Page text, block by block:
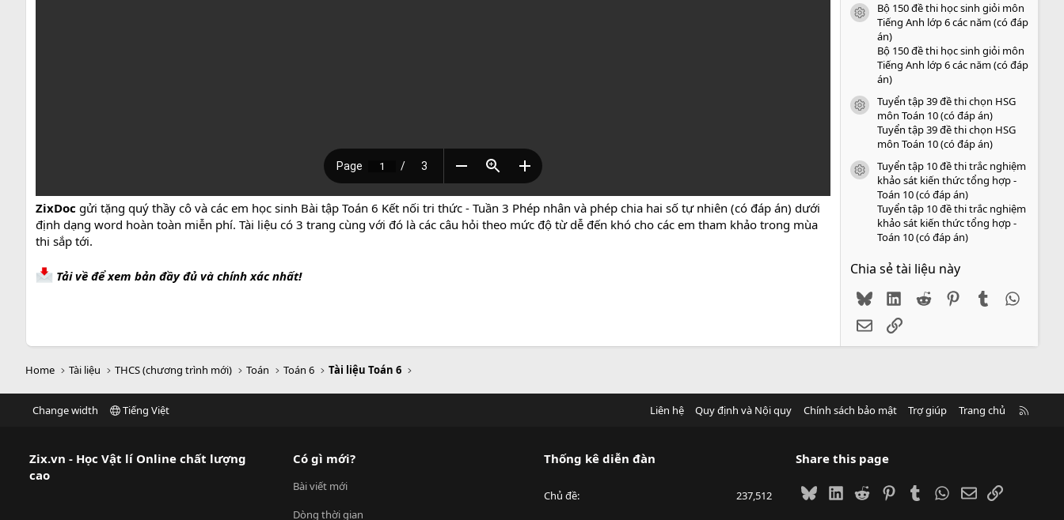
ZixDoc gửi tặng quý thầy cô và các em học sinh Bài tập Toán 6 Kết nối tri thức - Tuần 3 Phép nhân và phép chia hai số tự nhiên (có đáp án) dưới
định dạng word hoàn toàn miễn phí. Tài liệu có 3 trang cùng với đó là các câu hỏi theo mức độ từ dễ đến khó cho các em tham khảo trong mùa
thi sắp tới.
Tải về để xem bản đầy đủ và chính xác nhất!
icon tài liệu
Bộ 150 đề thi học sinh giỏi môn
Tiếng Anh lớp 6 các năm (có đáp
án)
Bộ 150 đề thi học sinh giỏi môn
Tiếng Anh lớp 6 các năm (có đáp
án)
icon tài liệu
Tuyển tập 39 đề thi chọn HSG
môn Toán 10 (có đáp án)
Tuyển tập 39 đề thi chọn HSG
môn Toán 10 (có đáp án)
icon tài liệu
Tuyển tập 10 đề thi trắc nghiệm
khảo sát kiến thức tổng hợp -
Toán 10 (có đáp án)
Tuyển tập 10 đề thi trắc nghiệm
khảo sát kiến thức tổng hợp -
Toán 10 (có đáp án)
Chia sẻ tài liệu này
BlueskyLinkedIn
Reddit PinterestTumblr
EmailLink
Home Tài liệu THCS (chương trình mới) Toán Toán 6 Tài liệu Toán 6
Change width Tiếng Việt Liên hệ Quy định và Nội quy Chính sách bảo mật Trợ giúp Trang chủ
Zix.vn - Học Vật lí Online chất lượng
cao
Có gì mới?
Bài viết mới
Dòng thời gian
Thống kê diễn đàn
Chủ đề 237,512
Share this page
BlueskyLinkedIn
Reddit PinterestTumblrWhatsApp
EmailLink